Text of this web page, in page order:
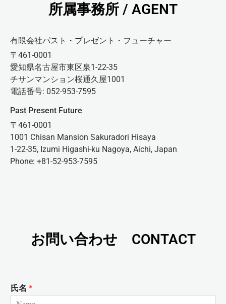
所属事務所 / AGENT
有限会社パスト・プレゼント・フューチャー
〒461-0001
愛知県名古屋市東区泉1-22-35
チサンマンション桜通久屋1001
電話番号: 052-953-7595
Past Present Future
〒461-0001
1001 Chisan Mansion Sakuradori Hisaya
1-22-35, Izumi Higashi-ku Nagoya, Aichi, Japan
Phone: +81-52-953-7595
お問い合わせ CONTACT
氏名 *